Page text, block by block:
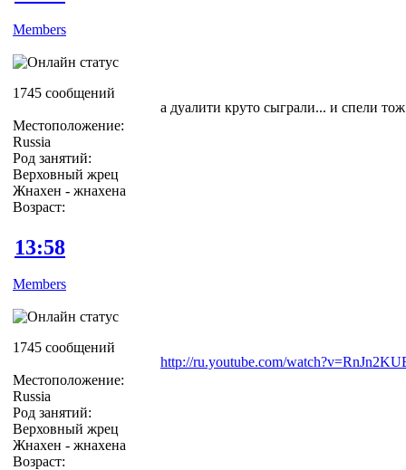
Members
1745 сообщений
Местоположение:
Russia
Род занятий:
Верховный жрец
Жнахен - жнахена
Возраст:
а дуалити круто сыграли... и спели тож
13:58
Members
1745 сообщений
Местоположение:
Russia
Род занятий:
Верховный жрец
Жнахен - жнахена
Возраст:
http://ru.youtube.com/